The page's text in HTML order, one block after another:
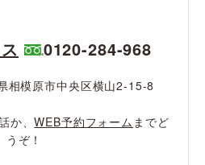
0120-284-968
相模原市中央区横山2-15-8
か、WEB予約フォーム までど
うぞ！